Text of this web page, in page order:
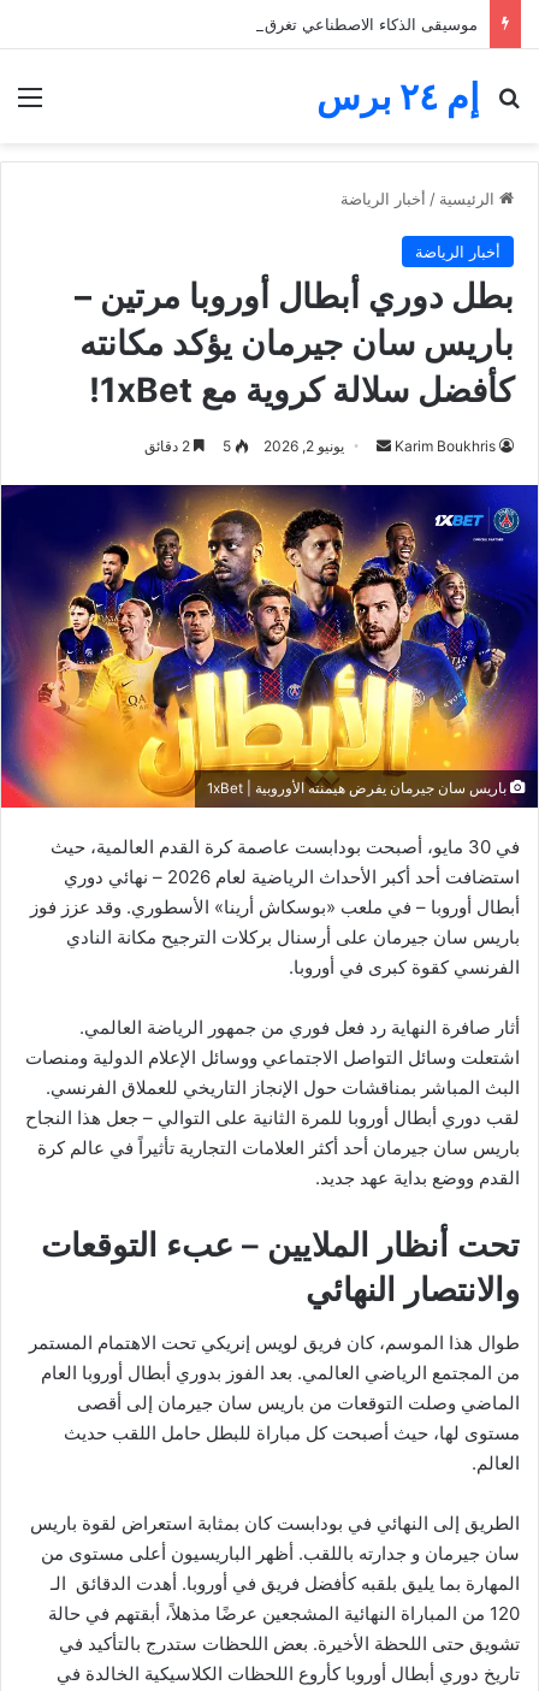
إم ٢٤ برس
بحث عن
الرئيسية / أخبار الرياضة
أخبار الرياضة
بطل دوري أبطال أوروبا مرتين –
باريس سان جيرمان يؤكد مكانته
كأفضل سلالة كروية مع 1xBet!
Karim Boukhris
أرسل
إلكترونيا
يونيو 2, 2026 5
باريس سان جيرمان يفرض هيمنته الأوروبية | 1xBet
في 30 مايو، أصبحت بودابست عاصمة كرة القدم العالمية، حيث
استضافت أحد أكبر الأحداث الرياضية لعام 2026 – نهائي دوري
أبطال أوروبا – في ملعب «بوسكاش أرينا» الأسطوري. وقد عزز فوز
باريس سان جيرمان على أرسنال بركلات الترجيح مكانة النادي
الفرنسي كقوة كبرى في أوروبا.
أثار صافرة النهاية رد فعل فوري من جمهور الرياضة العالمي.
اشتعلت وسائل التواصل الاجتماعي ووسائل الإعلام الدولية ومنصات
البث المباشر بمناقشات حول الإنجاز التاريخي للعملاق الفرنسي.
لقب دوري أبطال أوروبا للمرة الثانية على التوالي – جعل هذا النجاح
باريس سان جيرمان أحد أكثر العلامات التجارية تأثيراً في عالم كرة
القدم ووضع بداية عهد جديد.
تحت أنظار الملايين – عبء التوقعات
والانتصار النهائي
طوال هذا الموسم، كان فريق لويس إنريكي تحت الاهتمام المستمر
من المجتمع الرياضي العالمي. بعد الفوز بدوري أبطال أوروبا العام
الماضي وصلت التوقعات من باريس سان جيرمان إلى أقصى
مستوى لها، حيث أصبحت كل مباراة للبطل حامل اللقب حديث
العالم.
الطريق إلى النهائي في بودابست كان بمثابة استعراض لقوة باريس
سان جيرمان و جدارته باللقب. أظهر الباريسيون أعلى مستوى من
المهارة بما يليق بلقبه كأفضل فريق في أوروبا. أهدت الدقائق الـ
120 من المباراة النهائية المشجعين عرضًا مذهلاً، أبقتهم في حالة
تشويق حتى اللحظة الأخيرة. بعض اللحظات ستدرج بالتأكيد في
تاريخ دوري أبطال أوروبا كأروع اللحظات الكلاسيكية الخالدة في